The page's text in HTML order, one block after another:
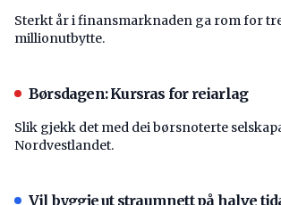
Sterkt år i finansmarknaden ga rom for
millionutbytte.
Børsdagen: Kursras for reiarlag
Slik gjekk det med dei børsnoterte
Nordvestlandet.
Vil byggje ut straumnett på halve